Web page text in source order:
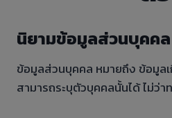
นิยามข้อมูลส่วนบุคคล
ข้อมูลส่วนบุคคล หมายถึง ข้อมูล
สามารถระบุตัวบุคคลนั้นได้ ไม่ว่